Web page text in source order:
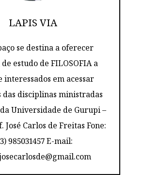
LAPIS VIA
se destina a oferecer
estudo de FILOSOFIA a
interessados em acessar
das disciplinas ministradas
Universidade de Gurupi –
José Carlos de Freitas Fone:
985031457 E-mail: